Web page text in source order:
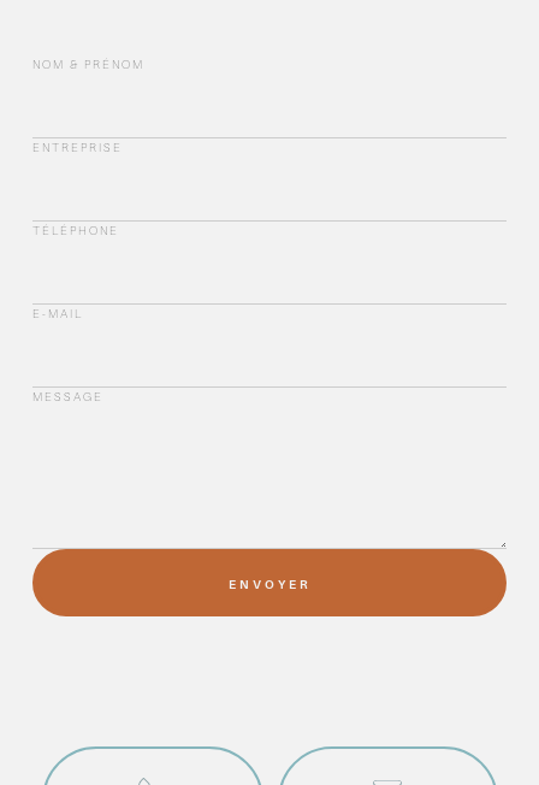
NOM & PRÉNOM
ENTREPRISE
TÉLÉPHONE
E-MAIL
MESSAGE
ENVOYER